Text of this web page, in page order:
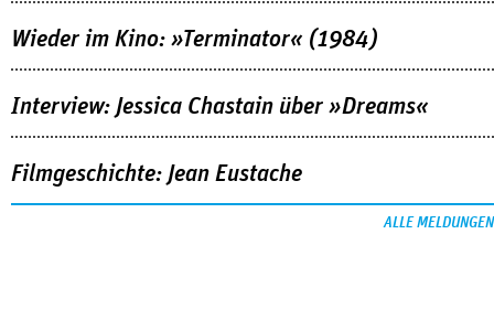
Wieder im Kino: »Terminator« (1984)
Interview: Jessica Chastain über »Dreams«
Filmgeschichte: Jean Eustache
ALLE MELDUNGEN